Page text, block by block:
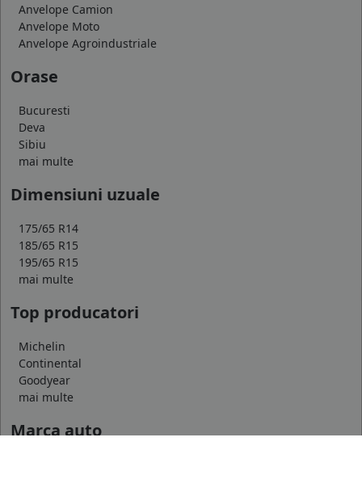
Anvelope Camion
Anvelope Moto
Anvelope Agroindustriale
Orase
Bucuresti
Deva
Sibiu
mai multe
Dimensiuni uzuale
175/65 R14
185/65 R15
195/65 R15
mai multe
Top producatori
Michelin
Continental
Goodyear
mai multe
Marca auto